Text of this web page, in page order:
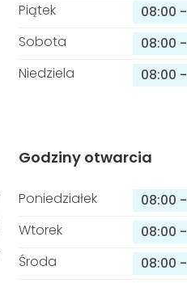
Piątek
08:00 -
Sobota
08:00 -
Niedziela
08:00 -
Godziny otwarcia
Poniedziałek 08:00 -
Wtorek
08:00 -
Środa
08:00 -